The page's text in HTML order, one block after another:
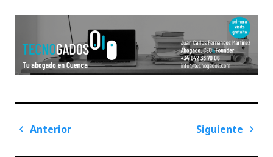
Navegación
Anterior
Siguiente